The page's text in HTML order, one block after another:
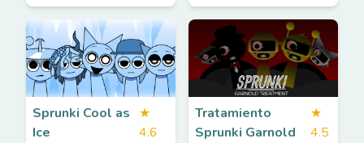
Sprunki Cool as
Ice
★
4.6
Tratamiento
Sprunki Garnold
★
4.5